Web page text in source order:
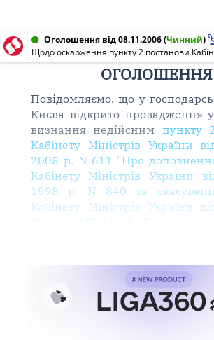
Оголошення від 08.11.2006(Чинний)
ОГОЛОШЕННЯ
Повідомляємо, що у
Києва відкрито провадження
визнання недійсним пункту
Кабінету Міністрів України
2005 р. N 611 "Про
Кабінету Міністрів України
1998 р. N 840 та
Кабінету Міністрів України